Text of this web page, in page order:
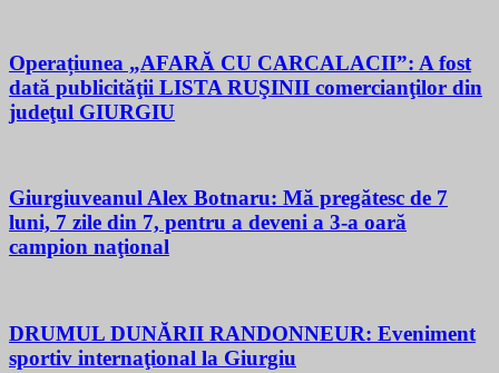
Operațiunea „AFARĂ CU CARCALACII”: A fost
dată publicităţii LISTA RUŞINII comercianţilor din
judeţul GIURGIU
Giurgiuveanul Alex Botnaru: Mă pregătesc de 7
luni, 7 zile din 7, pentru a deveni a 3-a oară
campion naţional
DRUMUL DUNĂRII RANDONNEUR: Eveniment
sportiv internaţional la Giurgiu